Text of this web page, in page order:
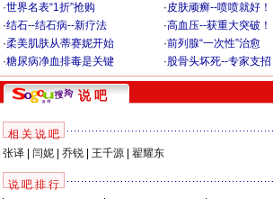
·世界名表“1折”抢购 ·皮肤顽癣--喷喷就好！
·结石--结石病--新疗法 ·高血压--获重大突破！
·柔美肌肤从蒂赛妮开始 ·前列腺“一次性”治愈
·糖尿病净血排毒是关键 ·股骨头坏死--专家支招
说 吧
相 关 说 吧
张译| 闫妮| 乔锐| 王千源| 翟耀东
说 吧 排 行